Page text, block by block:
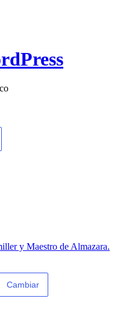
y Maestro de Almazara.